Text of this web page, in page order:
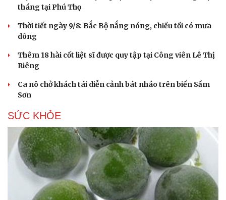
tháng tại Phú Thọ
Thời tiết ngày 9/8: Bắc Bộ nắng nóng, chiều tối có mưa
dông
Thêm 18 hài cốt liệt sĩ được quy tập tại Công viên Lê Thị
Riêng
Ca nô chở khách tái diễn cảnh bát nháo trên biển Sầm
Sơn
SỨC KHỎE